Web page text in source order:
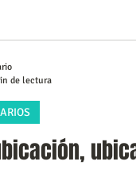
de lectura